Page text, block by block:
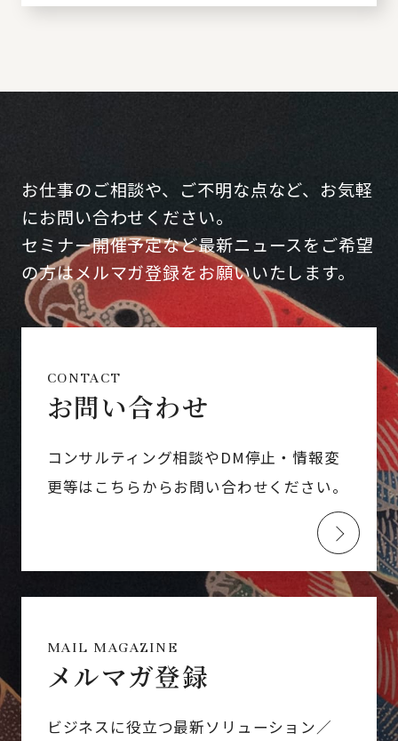
お仕事のご相談や、ご不明な点など、お気軽
にお問い合わせください。
セミナー開催予定など最新ニュースをご希望
の方はメルマガ登録をお願いいたします。
CONTACT
お問い合わせ
コンサルティング相談やDM停止・情報変
更等はこちらからお問い合わせください。
MAIL MAGAZINE
メルマガ登録
ビジネスに役立つ最新ソリューション／